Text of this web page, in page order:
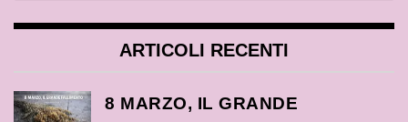
ARTICOLI RECENTI
8 MARZO, IL GRANDE